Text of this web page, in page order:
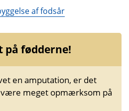
af fodsår
på fødderne!
en amputation, er det
meget opmærksom på